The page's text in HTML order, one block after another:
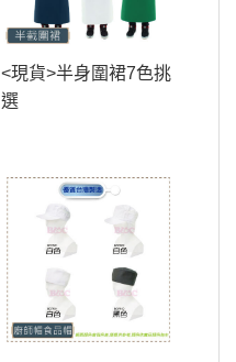
<現貨>半身圍裙7色挑
選